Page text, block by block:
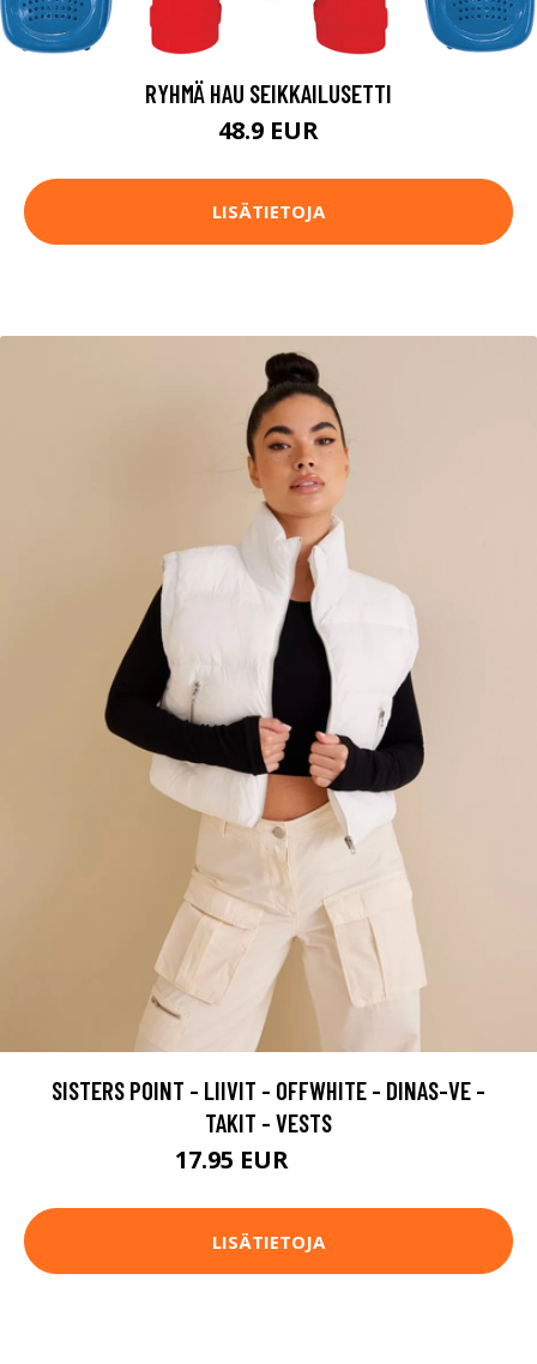
RYHMÄ HAU SEIKKAILUSETTI
48.9 EUR
LISÄTIETOJA
SISTERS POINT - LIIVIT - OFFWHITE - DINAS-VE -
TAKIT - VESTS
17.95 EUR
LISÄTIETOJA